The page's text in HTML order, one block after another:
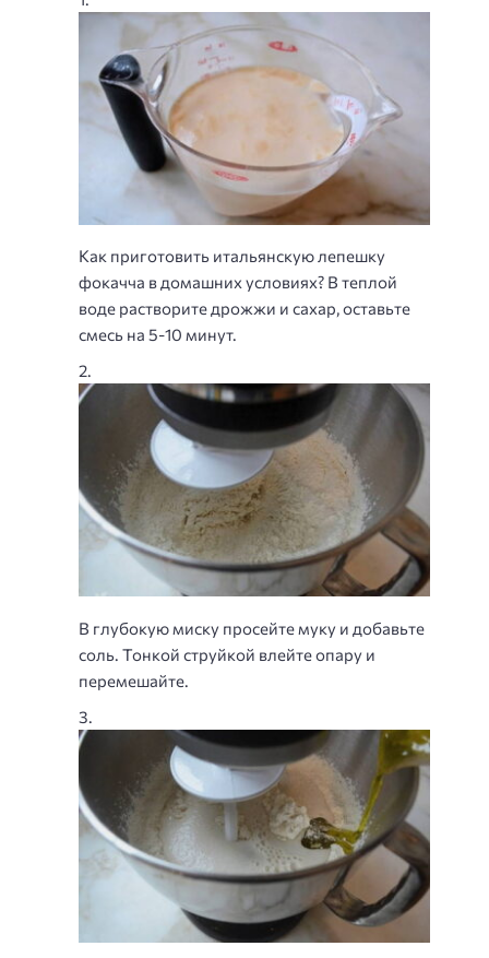
Как приготовить итальянскую лепешку
фокачча в домашних условиях? В теплой
воде растворите дрожжи и сахар, оставьте
смесь на 5-10 минут.
В глубокую миску просейте муку и добавьте
соль. Тонкой струйкой влейте опару и
перемешайте.